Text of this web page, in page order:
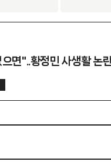
면"..황정민 사생활 논